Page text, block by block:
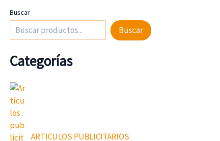
Buscar
Buscar
Categorías
ARTICULOS PUBLICITARIOS